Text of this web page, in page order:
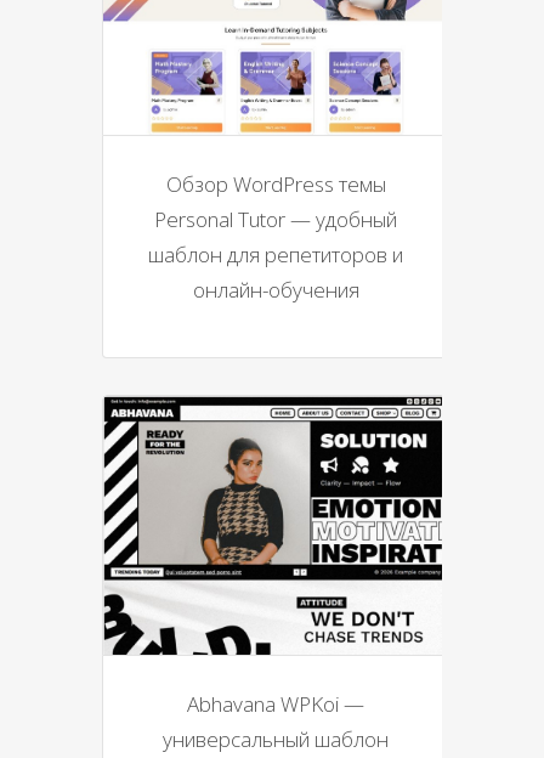
Обзор WordPress темы
Personal Tutor — удобный
шаблон для репетиторов и
онлайн-обучения
Abhavana WPKoi —
универсальный шаблон